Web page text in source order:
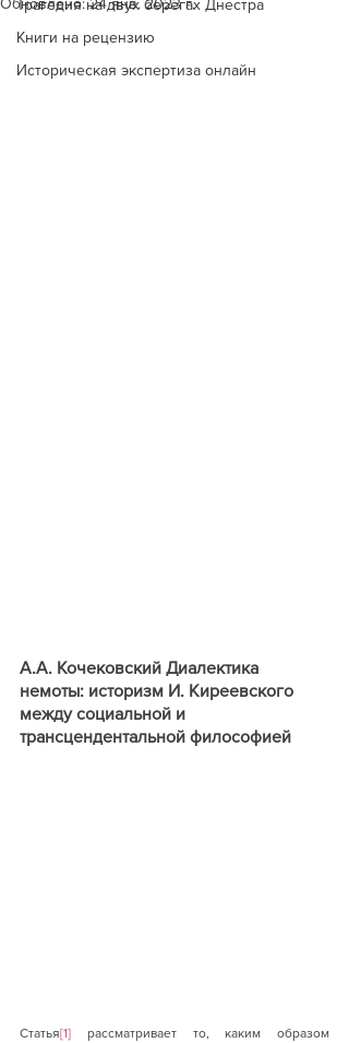
Трагедия на двух берегах Днестра
Книги на рецензию
Историческая экспертиза онлайн
А.А. Кочековский Диалектика
немоты: историзм И. Киреевского
между социальной и
трансцендентальной философией
Статья[1] рассматривает то, каким образом